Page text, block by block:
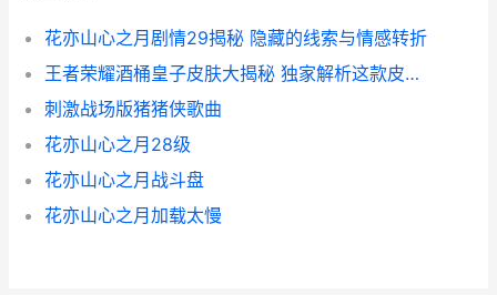
花亦山心之月剧情29揭秘 隐藏的线索与情感转折
王者荣耀酒桶皇子皮肤大揭秘 独家解析这款皮肤的魅力与价格
刺激战场版猪猪侠歌曲
花亦山心之月28级
花亦山心之月战斗盘
花亦山心之月加载太慢